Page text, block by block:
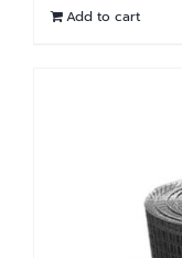
Add to cart